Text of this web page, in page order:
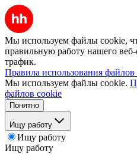
Мы используем файлы cookie,
правильную работу нашего веб-
трафик.
Правила использования файлов
Мы используем файлы cookie.
файлов cookie
Понятно
Ищу работу
Ищу работу
Ищу работу